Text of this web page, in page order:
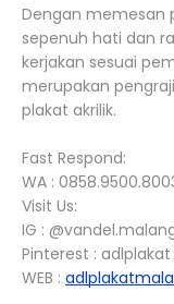
Dengan memesan
sepenuh hati dan
kerjakan sesuai
merupakan
plakat akrilik.
Fast Respond:
WA :
Visit Us:
IG :
Pinterest : adlplakat
WEB :